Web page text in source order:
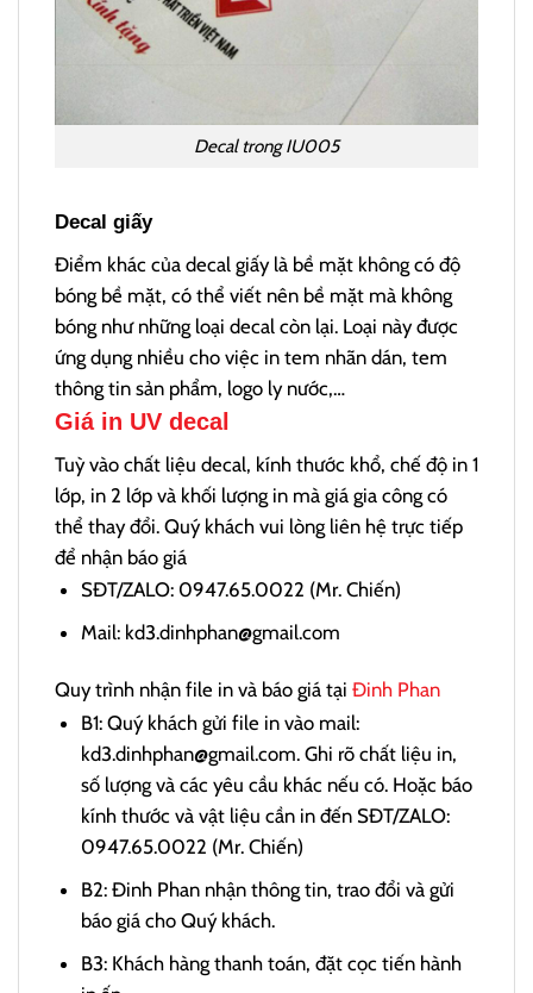
Decal trong IU005
Decal giấy
Điểm khác của decal giấy là bề mặt không có độ
bóng bề mặt, có thể viết nên bề mặt mà không
bóng như những loại decal còn lại. Loại này được
ứng dụng nhiều cho việc in tem nhãn dán, tem
thông tin sản phẩm, logo ly nước,…
Giá in UV decal
Tuỳ vào chất liệu decal, kính thước khổ, chế độ in 1
lớp, in 2 lớp và khối lượng in mà giá gia công có
thể thay đổi. Quý khách vui lòng liên hệ trực tiếp
để nhận báo giá
SĐT/ZALO: 0947.65.0022 (Mr. Chiến)
Mail: kd3.dinhphan@gmail.com
Quy trình nhận file in và báo giá tại Đinh Phan
B1: Quý khách gửi file in vào mail:
kd3.dinhphan@gmail.com. Ghi rõ chất liệu in,
số lượng và các yêu cầu khác nếu có. Hoặc báo
kính thước và vật liệu cần in đến SĐT/ZALO:
0947.65.0022 (Mr. Chiến)
B2: Đinh Phan nhận thông tin, trao đổi và gửi
báo giá cho Quý khách.
B3: Khách hàng thanh toán, đặt cọc tiến hành